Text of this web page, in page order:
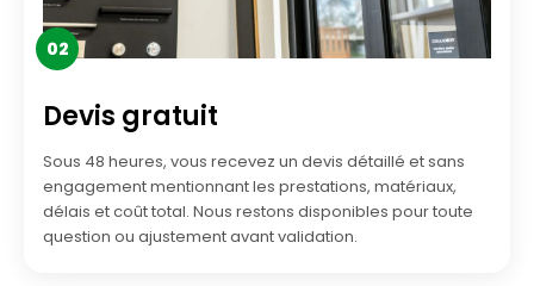
02
Devis gratuit
Sous 48 heures, vous recevez un devis détaillé et sans
engagement mentionnant les prestations, matériaux,
délais et coût total. Nous restons disponibles pour toute
question ou ajustement avant validation.